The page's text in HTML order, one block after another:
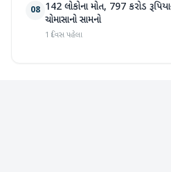
08 142 લોકોના મોત, 797 કરોડ
ચોમાસાનો સામનો
1 દિવસ પહેલા